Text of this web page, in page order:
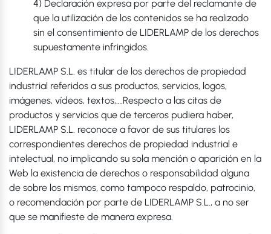
4) Declaración expresa por parte del reclamante de
que la utilización de los contenidos se ha realizado
sin el consentimiento de LIDERLAMP de los derechos
supuestamente infringidos.
LIDERLAMP S.L. es titular de los derechos de propiedad
industrial referidos a sus productos, servicios, logos,
imágenes, vídeos, textos,….Respecto a las citas de
productos y servicios que de terceros pudiera haber,
LIDERLAMP S.L. reconoce a favor de sus titulares los
correspondientes derechos de propiedad industrial e
intelectual, no implicando su sola mención o aparición en la
Web la existencia de derechos o responsabilidad alguna
de sobre los mismos, como tampoco respaldo, patrocinio,
o recomendación por parte de LIDERLAMP S.L., a no ser
que se manifieste de manera expresa.